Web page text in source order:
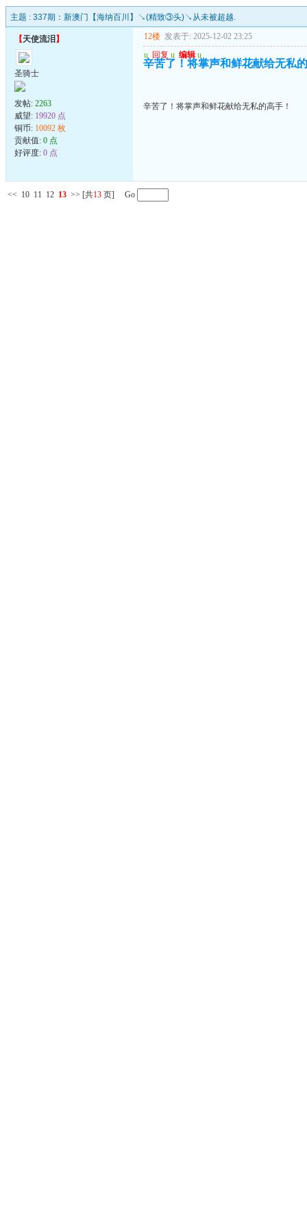
主题 : 337期：新澳门【海纳百川】↘(精致③头)↘从未被超越.
【天使流泪 】
圣骑士
发帖: 2263
威望: 19920 点
铜币: 10092 枚
贡献值: 0 点
好评度: 0 点
12楼 发表于: 2025-12-02 23:25
u 回复 u 编辑 u
辛苦了！将掌声和鲜花献给无私
辛苦了！将掌声和鲜花献给无私的高手！
<< 10 11 12 13 >> [共13 页] Go